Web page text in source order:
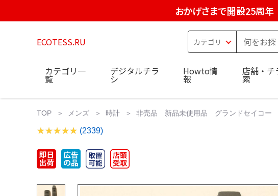
おかげさまで開設25周年
ECOTESS.RU
カテゴリ一
覧
デジタルチラ
シ
Howto情
報
店舗・チ
索
TOP メンズ 時計 非売品 新品未使用品 グランドセイコー
(2339)